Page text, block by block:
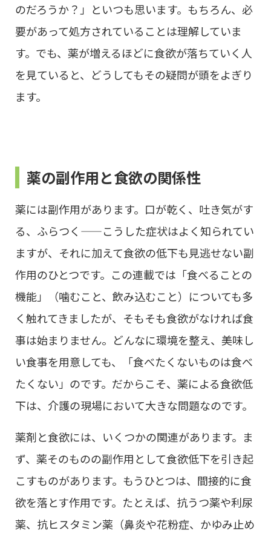
のだろうか？」といつも思います。もちろん、必
要があって処方されていることは理解していま
す。でも、薬が増えるほどに食欲が落ちていく人
を見ていると、どうしてもその疑問が頭をよぎり
ます。
薬の副作用と食欲の関係性
薬には副作用があります。口が乾く、吐き気がす
る、ふらつく——こうした症状はよく知られてい
ますが、それに加えて食欲の低下も見逃せない副
作用のひとつです。この連載では「食べることの
機能」（噛むこと、飲み込むこと）についても多
く触れてきましたが、そもそも食欲がなければ食
事は始まりません。どんなに環境を整え、美味し
い食事を用意しても、「食べたくないものは食べ
たくない」のです。だからこそ、薬による食欲低
下は、介護の現場において大きな問題なのです。
薬剤と食欲には、いくつかの関連があります。ま
ず、薬そのものの副作用として食欲低下を引き起
こすものがあります。もうひとつは、間接的に食
欲を落とす作用です。たとえば、抗うつ薬や利尿
薬、抗ヒスタミン薬（鼻炎や花粉症、かゆみ止め